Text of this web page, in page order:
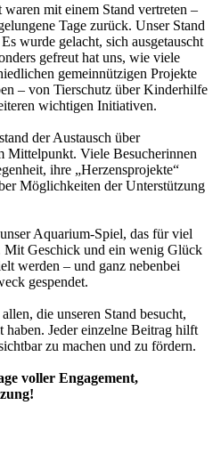
mit einem Stand vertreten –
Tage zurück. Unser Stand
wurde gelacht, sich ausgetauscht
gefreut hat uns, wie viele
gemeinnützigen Projekte
– von Tierschutz über Kinderhilfe
wichtigen Initiativen.
der Austausch über
Mittelpunkt. Viele Besucherinnen
ihre „Herzensprojekte“
Möglichkeiten der Unterstützung
Aquarium-Spiel, das für viel
Mit Geschick und ein wenig Glück
werden – und ganz nebenbei
gespendet.
die unseren Stand besucht,
haben. Jeder einzelne Beitrag hilft
zu machen und zu fördern.
voller Engagement,